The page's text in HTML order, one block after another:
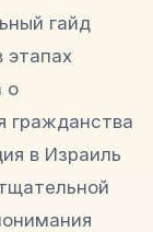
гайд
этапах
о
гражданства
в Израиль